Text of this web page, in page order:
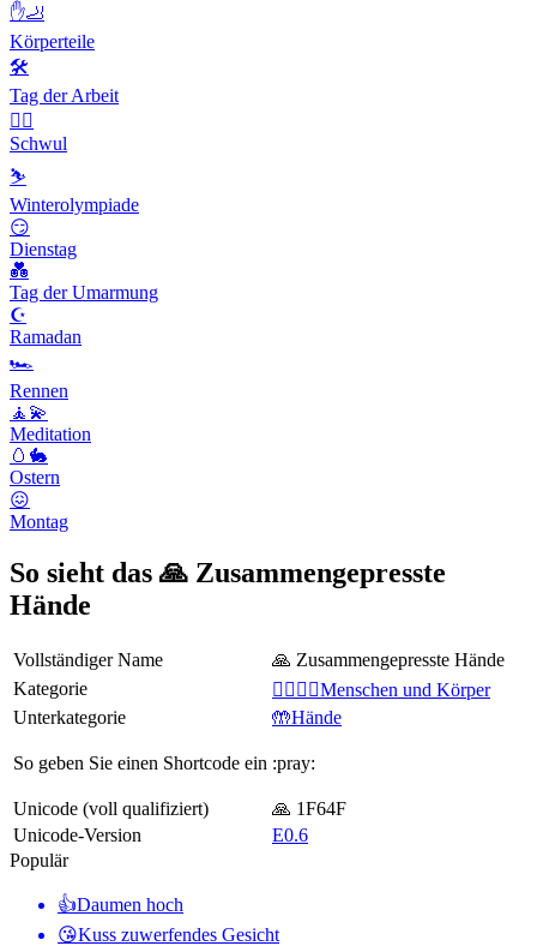
✋🦶
Körperteile
🛠
Tag der Arbeit
🏳️‍🌈
Schwul
⛷
Winterolympiade
😏
Dienstag
💑
Tag der Umarmung
☪️
Ramadan
🏎
Rennen
🧘💫
Meditation
🥚🐇
Ostern
😖
Montag
So sieht das 🙏 Zusammengepresste
Hände
Vollständiger Name
🙏 Zusammengepresste Hände
Kategorie
👩‍❤️‍💋‍👨Menschen und Körper
Unterkategorie
🤲Hände
So geben Sie einen Shortcode ein :pray:
Unicode (voll qualifiziert)
🙏 1F64F
Unicode-Version
E0.6
Populär
👍Daumen hoch
😘Kuss zuwerfendes Gesicht